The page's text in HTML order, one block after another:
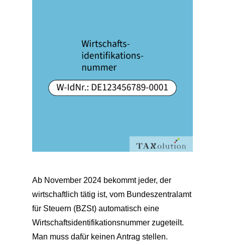
Ab November 2024 bekommt jeder, der
wirtschaftlich tätig ist, vom Bundeszentralamt
für Steuern (BZSt) automatisch eine
Wirtschaftsidentifikationsnummer zugeteilt.
Man muss dafür keinen Antrag stellen.